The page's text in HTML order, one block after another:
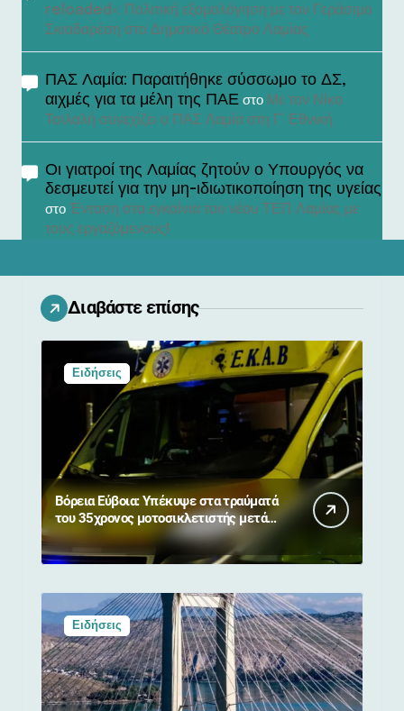
reloaded»: Πολιτική εξομολόγηση με τον Γεράσιμο
Σκιαδαρέση στο Δημοτικό Θέατρο Λαμίας
ΠΑΣ Λαμία: Παραιτήθηκε σύσσωμο το ΔΣ,
αιχμές για τα μέλη της ΠΑΕ στο Με τον Νίκο
Τσιλαλή συνεχίζει ο ΠΑΣ Λαμία στη Γ’ Εθνική
Οι γιατροί της Λαμίας ζητούν ο Υπουργός να
δεσμευτεί για την μη-ιδιωτικοποίηση της υγείας
στο Ένταση στα εγκαίνια του νέου ΤΕΠ Λαμίας με
τους εργαζόμενους!
Διαβάστε επίσης
Ειδήσεις
Βόρεια Εύβοια: Υπέκυψε στα τραύματά
του 35χρονος μοτοσικλετιστής μετά
από σύγκρουση με αγριογούρουνο
Ειδήσεις